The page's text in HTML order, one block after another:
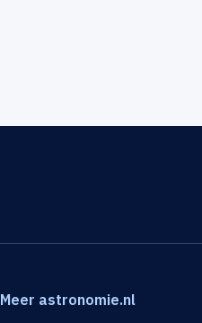
Meer astronomie.nl